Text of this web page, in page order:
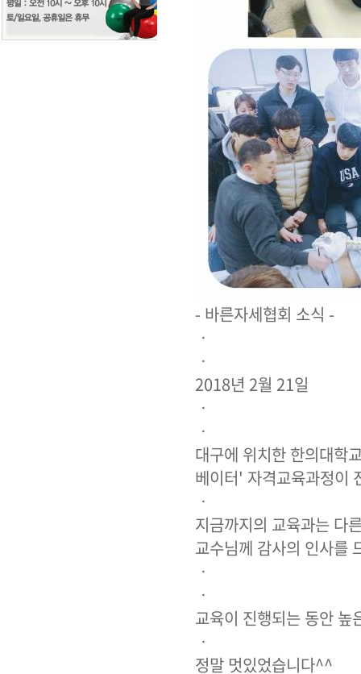
- 바른자세협회 소식 -
ㆍ
ㆍ
2018년 2월 21일
ㆍ
ㆍ
대구에 위치한 한의대학
베이터' 자격교육과정이
ㆍ
지금까지의 교육과는 다
교수님께 감사의 인사를
ㆍ
ㆍ
교육이 진행되는 동안
ㆍ
정말 멋있었습니다^^